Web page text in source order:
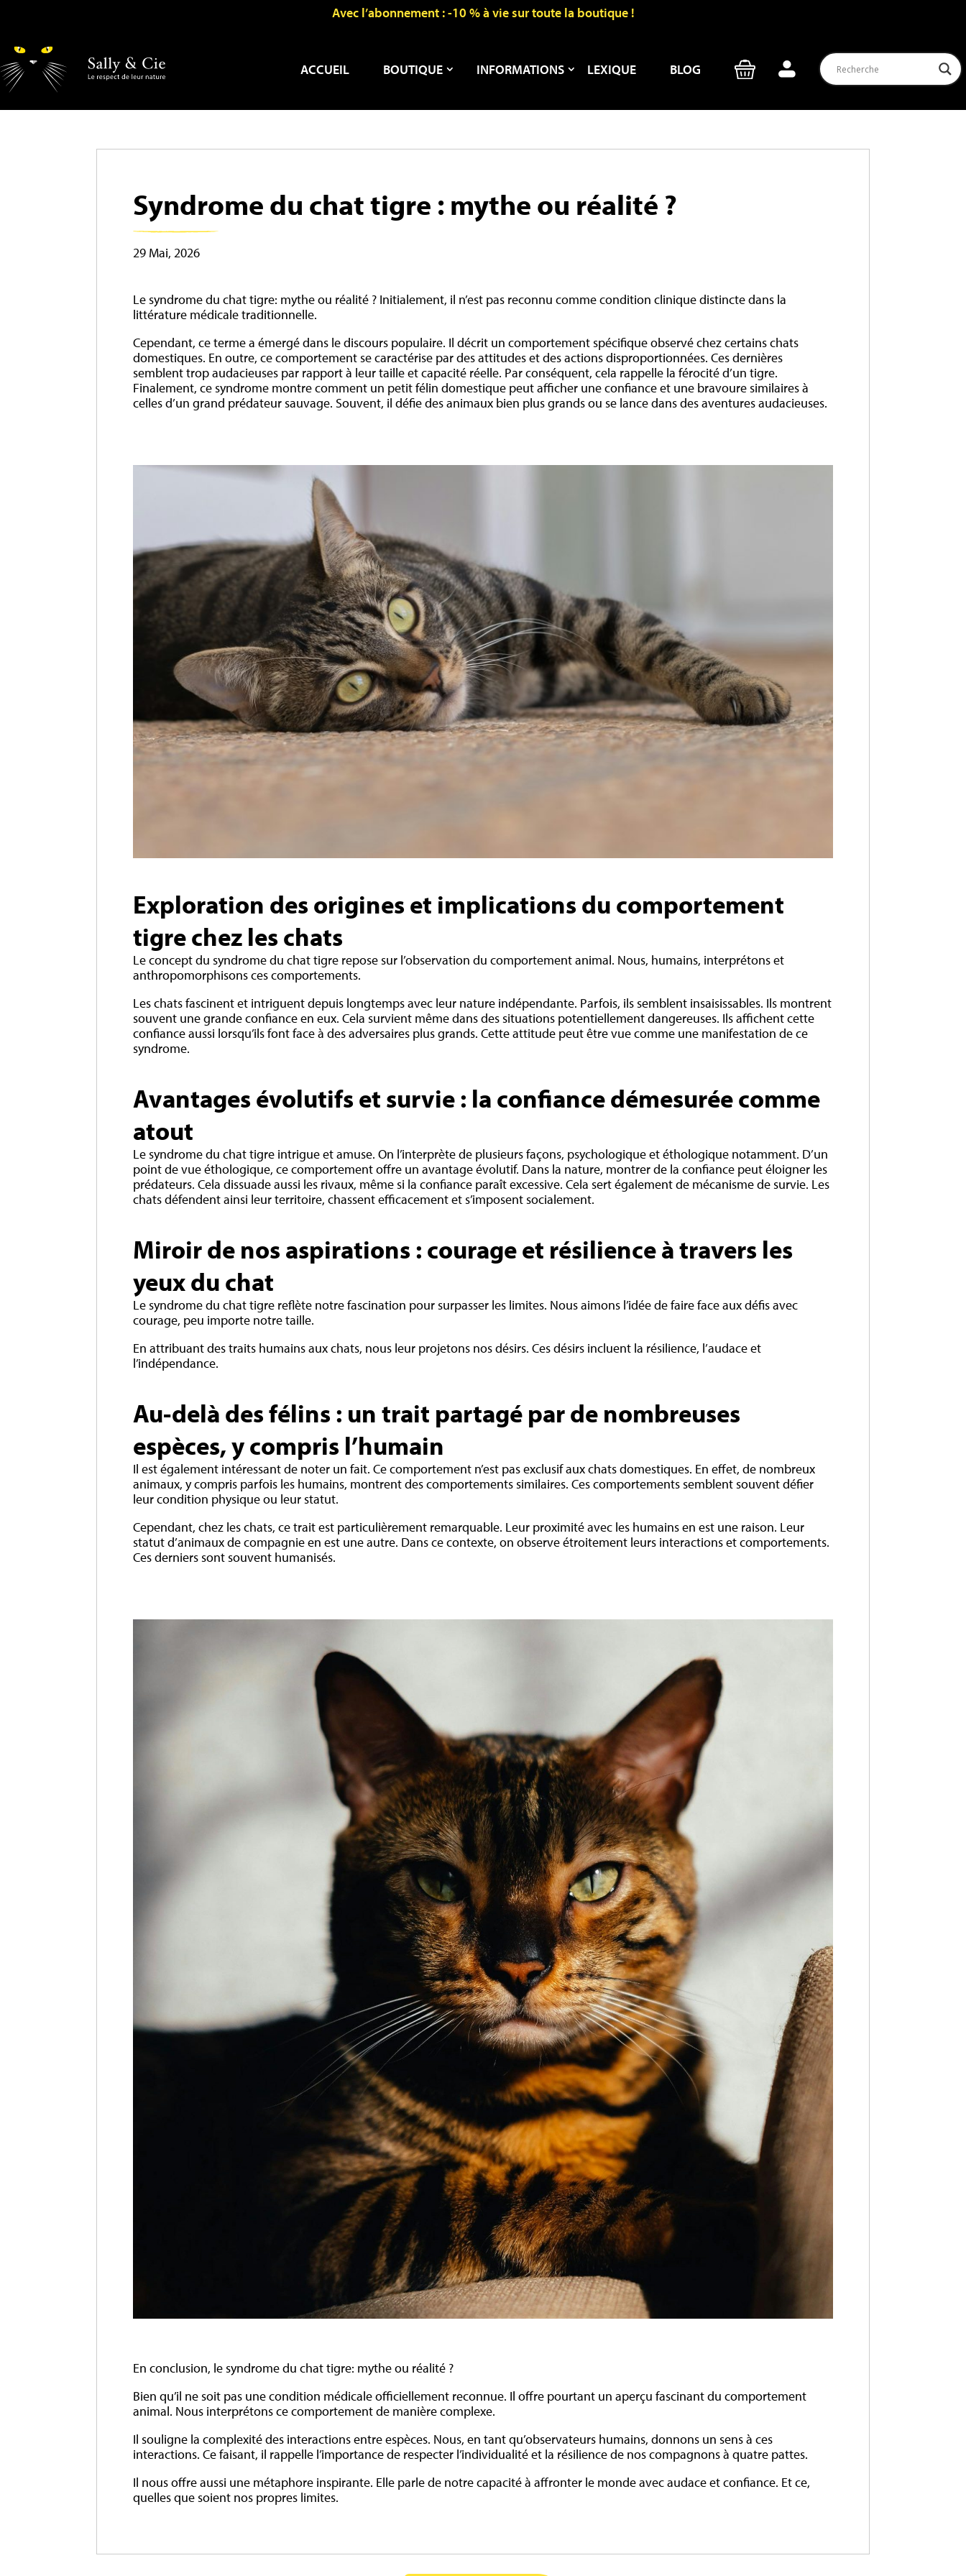
Avec l’abonnement : -10 % à vie sur toute la boutique !
ACCUEIL BOUTIQUE INFORMATIONS LEXIQUE BLOG
Syndrome du chat tigre : mythe ou réalité ?
29 Mai, 2026
Le syndrome du chat tigre: mythe ou réalité ? Initialement, il n’est pas reconnu comme condition clinique distincte dans la
littérature médicale traditionnelle.
Cependant, ce terme a émergé dans le discours populaire. Il décrit un comportement spécifique observé chez certains chats
domestiques. En outre, ce comportement se caractérise par des attitudes et des actions disproportionnées. Ces dernières
semblent trop audacieuses par rapport à leur taille et capacité réelle. Par conséquent, cela rappelle la férocité d’un tigre.
Finalement, ce syndrome montre comment un petit félin domestique peut afficher une confiance et une bravoure similaires à
celles d’un grand prédateur sauvage. Souvent, il défie des animaux bien plus grands ou se lance dans des aventures audacieuses.
Exploration des origines et implications du comportement
tigre chez les chats
Le concept du syndrome du chat tigre repose sur l’observation du comportement animal. Nous, humains, interprétons et
anthropomorphisons ces comportements.
Les chats fascinent et intriguent depuis longtemps avec leur nature indépendante. Parfois, ils semblent insaisissables. Ils montrent
souvent une grande confiance en eux. Cela survient même dans des situations potentiellement dangereuses. Ils affichent cette
confiance aussi lorsqu’ils font face à des adversaires plus grands. Cette attitude peut être vue comme une manifestation de ce
syndrome.
Avantages évolutifs et survie : la confiance démesurée comme
atout
Le syndrome du chat tigre intrigue et amuse. On l’interprète de plusieurs façons, psychologique et éthologique notamment. D’un
point de vue éthologique, ce comportement offre un avantage évolutif. Dans la nature, montrer de la confiance peut éloigner les
prédateurs. Cela dissuade aussi les rivaux, même si la confiance paraît excessive. Cela sert également de mécanisme de survie. Les
chats défendent ainsi leur territoire, chassent efficacement et s’imposent socialement.
Miroir de nos aspirations : courage et résilience à travers les
yeux du chat
Le syndrome du chat tigre reflète notre fascination pour surpasser les limites. Nous aimons l’idée de faire face aux défis avec
courage, peu importe notre taille.
En attribuant des traits humains aux chats, nous leur projetons nos désirs. Ces désirs incluent la résilience, l’audace et
l’indépendance.
Au-delà des félins : un trait partagé par de nombreuses
espèces, y compris l’humain
Il est également intéressant de noter un fait. Ce comportement n’est pas exclusif aux chats domestiques. En effet, de nombreux
animaux, y compris parfois les humains, montrent des comportements similaires. Ces comportements semblent souvent défier
leur condition physique ou leur statut.
Cependant, chez les chats, ce trait est particulièrement remarquable. Leur proximité avec les humains en est une raison. Leur
statut d’animaux de compagnie en est une autre. Dans ce contexte, on observe étroitement leurs interactions et comportements.
Ces derniers sont souvent humanisés.
En conclusion, le syndrome du chat tigre: mythe ou réalité ?
Bien qu’il ne soit pas une condition médicale officiellement reconnue. Il offre pourtant un aperçu fascinant du comportement
animal. Nous interprétons ce comportement de manière complexe.
Il souligne la complexité des interactions entre espèces. Nous, en tant qu’observateurs humains, donnons un sens à ces
interactions. Ce faisant, il rappelle l’importance de respecter l’individualité et la résilience de nos compagnons à quatre pattes.
Il nous offre aussi une métaphore inspirante. Elle parle de notre capacité à affronter le monde avec audace et confiance. Et ce,
quelles que soient nos propres limites.